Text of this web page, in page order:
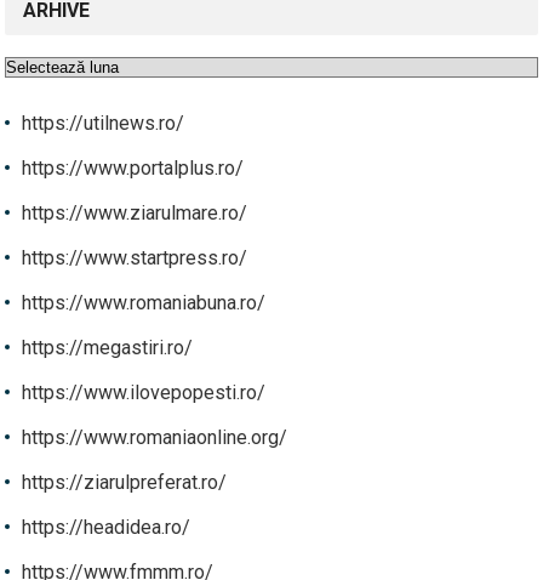
ARHIVE
Arhive
https://utilnews.ro/
https://www.portalplus.ro/
https://www.ziarulmare.ro/
https://www.startpress.ro/
https://www.romaniabuna.ro/
https://megastiri.ro/
https://www.ilovepopesti.ro/
https://www.romaniaonline.org/
https://ziarulpreferat.ro/
https://headidea.ro/
https://www.fmmm.ro/